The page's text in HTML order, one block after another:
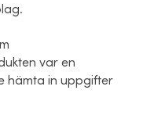
var en
hämta in uppgifter